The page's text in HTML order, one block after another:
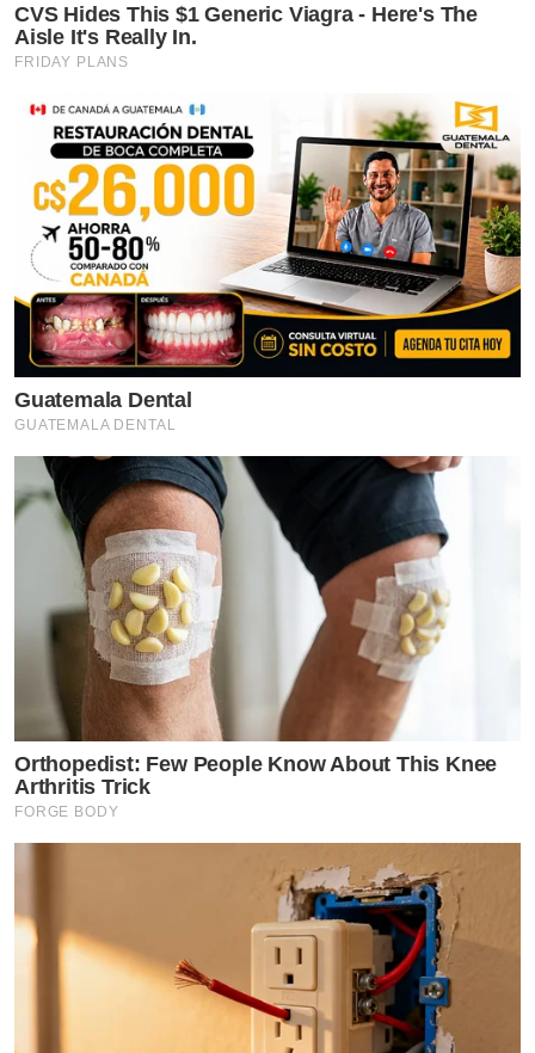
CVS Hides This $1 Generic Viagra - Here's The
Aisle It's Really In.
FRIDAY PLANS
Guatemala Dental
GUATEMALA DENTAL
Orthopedist: Few People Know About This Knee
Arthritis Trick
FORGE BODY